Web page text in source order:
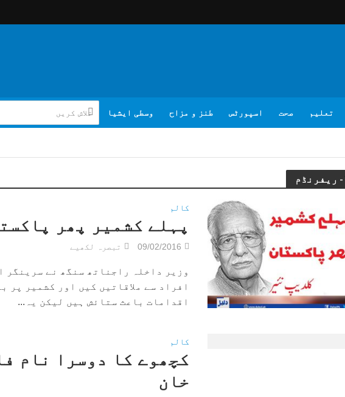
تعلیم صحت اسپورٹس طنز و مزاح وسطی ایشیا
کالم
پہلے کشمیر پھر
09/02/2016 تبصرہ لکھیے
افراد سے ملاقاتیں کیں اور کشمیر پر
اقدامات باعث ستائش ہیں لیکن یہ...
کالم
کچھوے کا دوسرا نام
خان